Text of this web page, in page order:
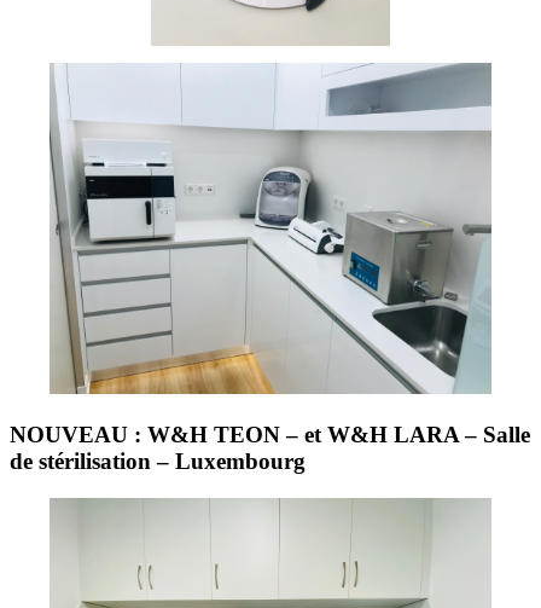
NOUVEAU : W&H TEON – et W&H LARA – Salle
de stérilisation – Luxembourg